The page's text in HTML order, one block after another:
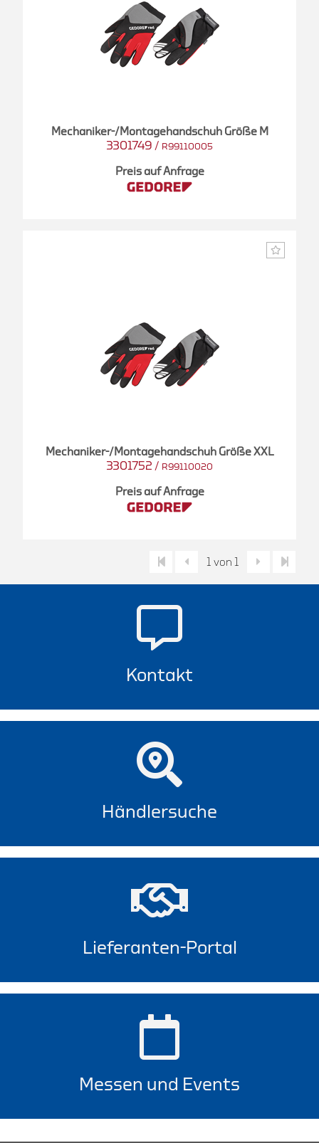
Mechaniker-/Montagehandschuh Größe M
3301749 / R99110005
Preis auf Anfrage
Mechaniker-/Montagehandschuh Größe XXL
3301752 / R99110020
Preis auf Anfrage
1 von 1
Kontakt
Händlersuche
Lieferanten-Portal
Messen und Events